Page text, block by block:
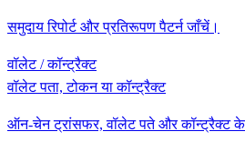
समुदाय रिपोर्ट और प्रतिरूपण पैटर्न जाँचें।
वॉलेट / कॉन्ट्रैक्ट
वॉलेट पता, टोकन या कॉन्ट्रैक्ट
ऑन-चेन ट्रांसफर, वॉलेट पते और कॉन्ट्रैक्ट